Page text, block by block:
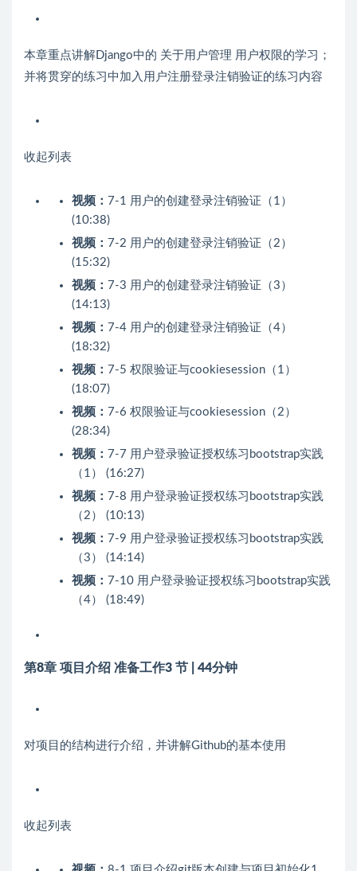
本章重点讲解Django中的 关于用户管理 用户权限的学习；
并将贯穿的练习中加入用户注册登录注销验证的练习内容
收起列表
视频： 7-1 用户的创建登录注销验证（1）
(10:38)
视频： 7-2 用户的创建登录注销验证（2）
(15:32)
视频： 7-3 用户的创建登录注销验证（3）
(14:13)
视频： 7-4 用户的创建登录注销验证（4）
(18:32)
视频： 7-5 权限验证与cookiesession（1）
(18:07)
视频： 7-6 权限验证与cookiesession（2）
(28:34)
视频： 7-7 用户登录验证授权练习bootstrap实践
（1） (16:27)
视频： 7-8 用户登录验证授权练习bootstrap实践
（2） (10:13)
视频： 7-9 用户登录验证授权练习bootstrap实践
（3） (14:14)
视频： 7-10 用户登录验证授权练习bootstrap实践
（4） (18:49)
第8章 项目介绍 准备工作3 节 | 44分钟
对项目的结构进行介绍，并讲解Github的基本使用
收起列表